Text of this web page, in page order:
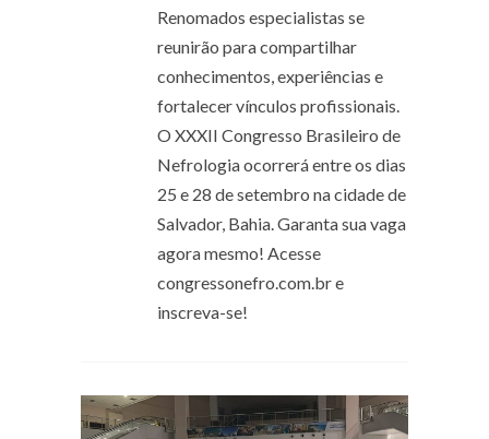
Renomados especialistas se
reunirão para compartilhar
conhecimentos, experiências e
fortalecer vínculos profissionais.
O XXXII Congresso Brasileiro de
Nefrologia ocorrerá entre os dias
25 e 28 de setembro na cidade de
Salvador, Bahia. Garanta sua vaga
agora mesmo! Acesse
congressonefro.com.br e
inscreva-se!